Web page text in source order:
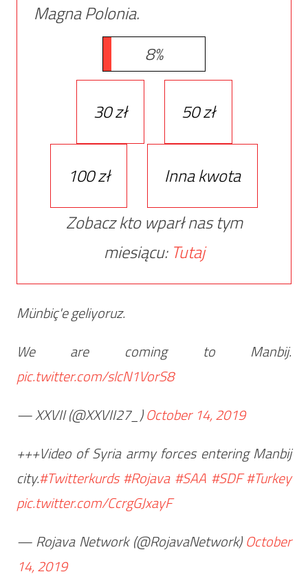
Magna Polonia.
8%
30 zł 50 zł
100 zł
Inna kwota
Zobacz kto wparł nas tym
miesiącu: Tutaj
Münbiç'e geliyoruz.
We are coming to Manbij.
pic.twitter.com/slcN1VorS8
— XXVII (@XXVII27_)October 14, 2019
+++Video of Syria army forces entering Manbij
city.#Twitterkurds #Rojava #SAA #SDF #Turkey
pic.twitter.com/CcrgGJxayF
— Rojava Network (@RojavaNetwork)October
14, 2019